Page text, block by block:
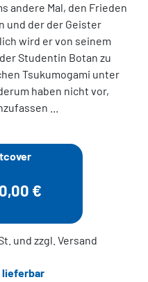
andere Mal, den Frieden
und der der Geister
wird er von seinem
Studentin Botan zu
Tsukumogami unter
haben nicht vor,
...
€
und zzgl. Versand